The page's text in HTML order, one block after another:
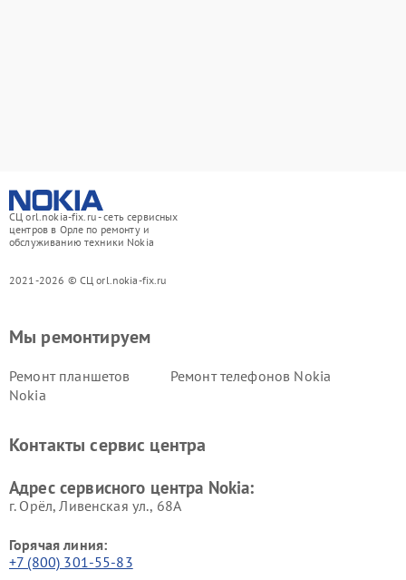
СЦ orl.nokia-fix.ru - сеть сервисных
центров в Орле по ремонту и
обслуживанию техники Nokia
2021-2026 © СЦ orl.nokia-fix.ru
Мы ремонтируем
Ремонт планшетов
Nokia
Ремонт телефонов Nokia
Контакты сервис центра
Адрес сервисного центра Nokia:
г. Орёл, Ливенская ул., 68А
Горячая линия:
+7 (800) 301-55-83